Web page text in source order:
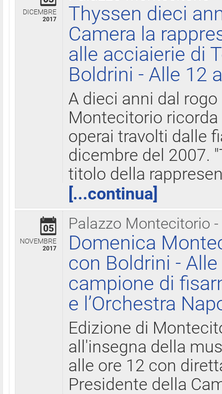
DICEMBRE
2017
Thyssen dieci
Camera la
alle acciaierie di
Boldrini - Alle 12
A dieci anni dal
Montecitorio
operai travolti dalle
dicembre del 2007.
titolo della
[...continua]
Palazzo Montecitorio
05
NOVEMBRE
2017
Domenica
con Boldrini -
campione di
e l’Orchestra
Edizione di
all'insegna della
alle ore 12 con
Presidente della